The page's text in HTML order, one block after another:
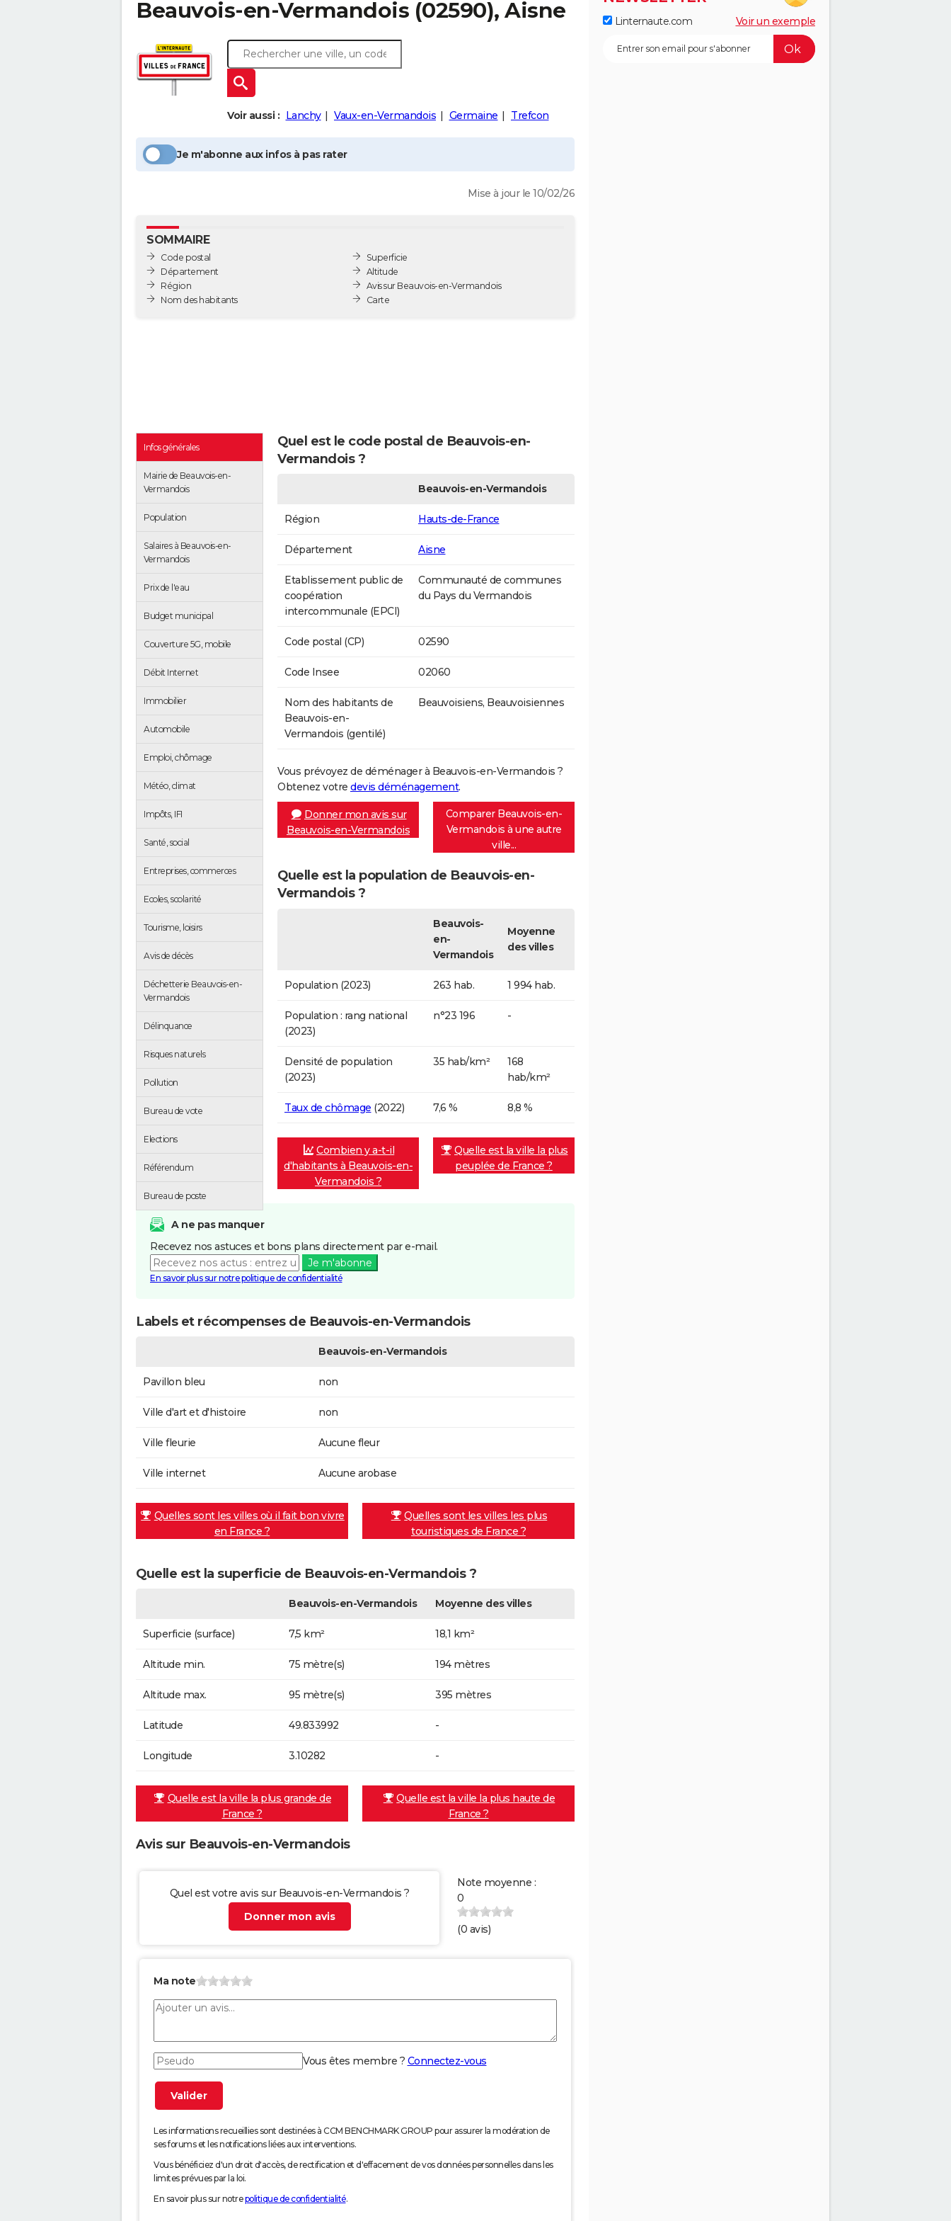
Beauvois-en-Vermandois (02590), Aisne
Voir aussi : Lanchy Vaux-en-Vermandois Germaine Trefcon
Je m'abonne aux infos à pas rater
Mise à jour le 10/02/26
SOMMAIRE
Code postal
Département
Région
Nom des habitants
Superficie
Altitude
Avis sur Beauvois-en-Vermandois
Carte
Infos générales
Mairie de Beauvois-en-
Vermandois
Population
Salaires à Beauvois-en-
Vermandois
Prix de l'eau
Budget municipal
Couverture 5G, mobile
Débit Internet
Immobilier
Automobile
Emploi, chômage
Météo, climat
Impôts, IFI
Santé, social
Entreprises, commerces
Ecoles, scolarité
Tourisme, loisirs
Avis de décès
Déchetterie Beauvois-en-
Vermandois
Délinquance
Risques naturels
Pollution
Bureau de vote
Elections
Référendum
Bureau de poste
Quel est le code postal de Beauvois-en-
Vermandois ?
Beauvois-en-Vermandois
Région Hauts-de-France
Département Aisne
Etablissement public de
coopération
intercommunale (EPCI)
Communauté de communes
du Pays du Vermandois
Code postal (CP) 02590
Code Insee 02060
Nom des habitants de
Beauvois-en-
Vermandois (gentilé)
Beauvoisiens, Beauvoisiennes
Vous prévoyez de déménager à Beauvois-en-Vermandois ?
Obtenez votre devis déménagement.
Donner mon avis sur
Beauvois-en-Vermandois
Comparer Beauvois-en-
Vermandois à une autre
ville...
Quelle est la population de Beauvois-en-
Vermandois ?
Beauvois-
en-
Vermandois
Moyenne
des villes
Population (2023) 263 hab. 1 994 hab.
Population : rang national
(2023)
n°23 196 -
Densité de population
(2023)
35 hab/km²
168
hab/km²
Taux de chômage (2022) 7,6 % 8,8 %
Combien y a-t-il
d'habitants à Beauvois-en-
Vermandois ?
Quelle est la ville la plus
peuplée de France ?
A ne pas manquer
Recevez nos astuces et bons plans directement par e-mail.
Je m'abonne
En savoir plus sur notre politique de confidentialité
Labels et récompenses de Beauvois-en-Vermandois
Beauvois-en-Vermandois
Pavillon bleu non
Ville d'art et d'histoire non
Ville fleurie Aucune fleur
Ville internet Aucune arobase
Quelles sont les villes où il fait bon vivre
en France ?
Quelles sont les villes les plus
touristiques de France ?
Quelle est la superficie de Beauvois-en-Vermandois ?
Beauvois-en-Vermandois Moyenne des villes
Superficie (surface) 7,5 km² 18,1 km²
Altitude min. 75 mètre(s) 194 mètres
Altitude max. 95 mètre(s) 395 mètres
Latitude 49.833992 -
Longitude 3.10282 -
Quelle est la ville la plus grande de
France ?
Quelle est la ville la plus haute de
France ?
Avis sur Beauvois-en-Vermandois
Quel est votre avis sur Beauvois-en-Vermandois ?
Donner mon avis
Note moyenne :
0
(0 avis)
Ma note
Vous êtes membre ? Connectez-vous
Les informations recueillies sont destinées à CCM BENCHMARK GROUP pour assurer la modération de
ses forums et les notifications liées aux interventions.
Vous bénéficiez d'un droit d'accès, de rectification et d'effacement de vos données personnelles dans les
limites prévues par la loi.
En savoir plus sur notrepolitique de confidentialité.
Linternaute.com Voir un exemple